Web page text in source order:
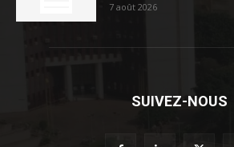
7 août 2026
SUIVEZ-NOUS